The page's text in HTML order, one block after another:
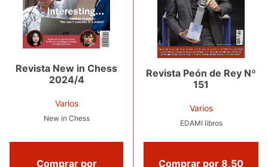
Revista New in Chess
2024/4
Varios
New in Chess
Comprar por
Revista Peón de Rey Nº
151
Varios
EDAMI libros
Comprar por 8,50